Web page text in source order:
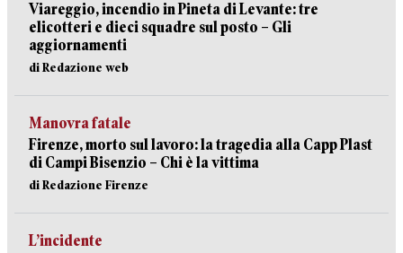
Viareggio, incendio in Pineta di Levante: tre
elicotteri e dieci squadre sul posto – Gli
aggiornamenti
di Redazione web
Manovra fatale
Firenze, morto sul lavoro: la tragedia alla Capp Plast
di Campi Bisenzio – Chi è la vittima
di Redazione Firenze
L’incidente